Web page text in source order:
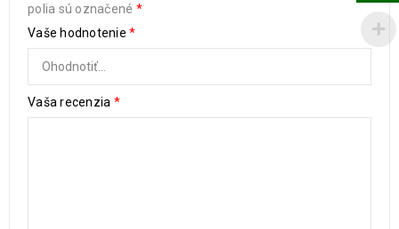
polia sú označené *
Vaše hodnotenie *
Vaša recenzia *